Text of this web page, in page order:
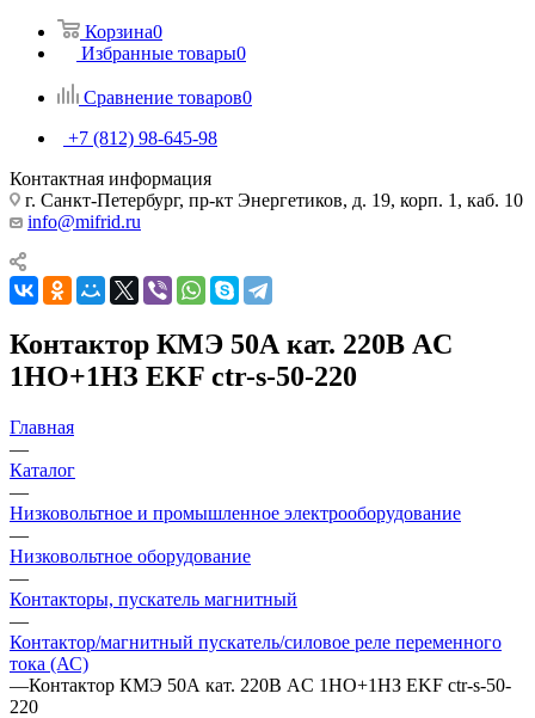
Корзина0
Избранные товары0
Сравнение товаров0
+7 (812) 98-645-98
Контактная информация
г. Санкт-Петербург, пр-кт Энергетиков, д. 19, корп. 1, каб. 10
info@mifrid.ru
Контактор КМЭ 50А кат. 220В AC
1НО+1НЗ EKF ctr-s-50-220
Главная
—
Каталог
—
Низковольтное и промышленное электрооборудование
—
Низковольтное оборудование
—
Контакторы, пускатель магнитный
—
Контактор/магнитный пускатель/силовое реле переменного
тока (АС)
—Контактор КМЭ 50А кат. 220В AC 1НО+1НЗ EKF ctr-s-50-
220